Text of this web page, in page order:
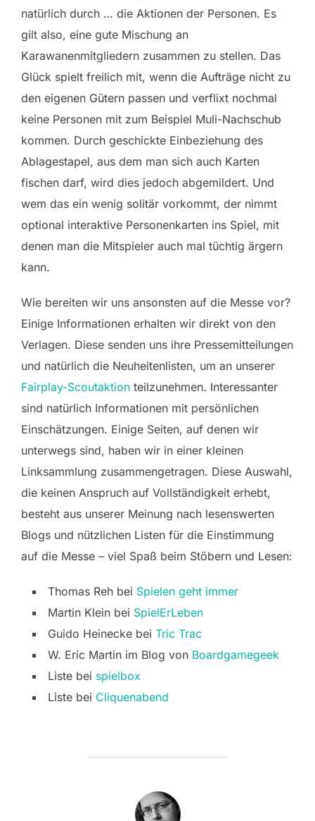
natürlich durch … die Aktionen der Personen. Es
gilt also, eine gute Mischung an
Karawanenmitgliedern zusammen zu stellen. Das
Glück spielt freilich mit, wenn die Aufträge nicht zu
den eigenen Gütern passen und verflixt nochmal
keine Personen mit zum Beispiel Muli-Nachschub
kommen. Durch geschickte Einbeziehung des
Ablagestapel, aus dem man sich auch Karten
fischen darf, wird dies jedoch abgemildert. Und
wem das ein wenig solitär vorkommt, der nimmt
optional interaktive Personenkarten ins Spiel, mit
denen man die Mitspieler auch mal tüchtig ärgern
kann.
Wie bereiten wir uns ansonsten auf die Messe vor?
Einige Informationen erhalten wir direkt von den
Verlagen. Diese senden uns ihre Pressemitteilungen
und natürlich die Neuheitenlisten, um an unserer
Fairplay-Scoutaktion teilzunehmen. Interessanter
sind natürlich Informationen mit persönlichen
Einschätzungen. Einige Seiten, auf denen wir
unterwegs sind, haben wir in einer kleinen
Linksammlung zusammengetragen. Diese Auswahl,
die keinen Anspruch auf Vollständigkeit erhebt,
besteht aus unserer Meinung nach lesenswerten
Blogs und nützlichen Listen für die Einstimmung
auf die Messe – viel Spaß beim Stöbern und Lesen:
Thomas Reh bei Spielen geht immer
Martin Klein bei SpielErLeben
Guido Heinecke bei Tric Trac
W. Eric Martin im Blog von Boardgamegeek
Liste bei spielbox
Liste bei Cliquenabend
BEITRAGSAUTOR